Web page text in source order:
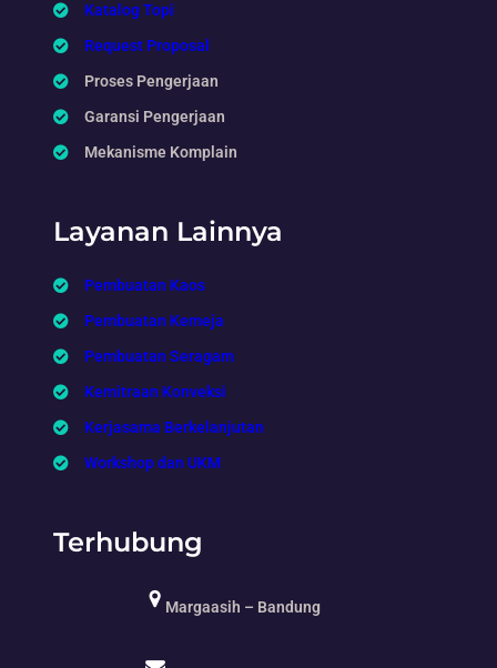
Katalog Topi
Request Proposal
Proses Pengerjaan
Garansi Pengerjaan
Mekanisme Komplain
Layanan Lainnya
Pembuatan Kaos
Pembuatan Kemeja
Pembuatan Seragam
Kemitraan Konveksi
Kerjasama Berkelanjutan
Workshop dan UKM
Terhubung
Margaasih – Bandung